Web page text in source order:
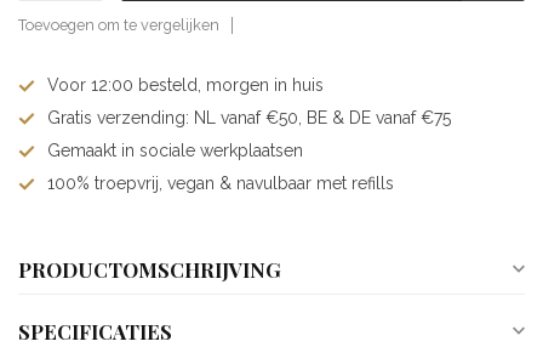
Toevoegen om te vergelijken
Voor 12:00 besteld, morgen in huis
Gratis verzending: NL vanaf €50, BE & DE vanaf €75
Gemaakt in sociale werkplaatsen
100% troepvrij, vegan & navulbaar met refills
PRODUCTOMSCHRIJVING
SPECIFICATIES